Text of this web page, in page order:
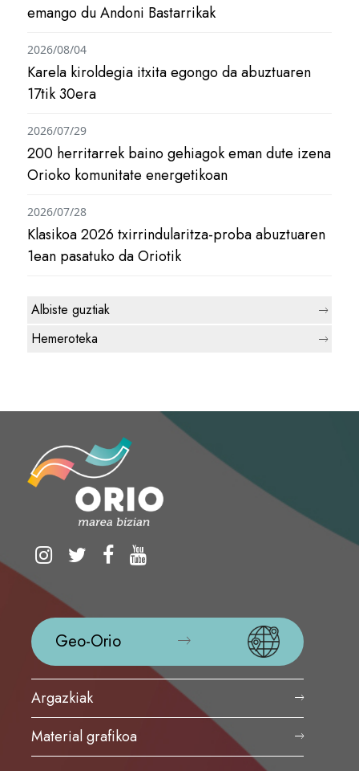
emango du Andoni Bastarrikak
Karela kiroldegia itxita egongo da abuztuaren
17tik 30era
2026/08/04
200 herritarrek baino gehiagok eman dute izena
Orioko komunitate energetikoan
2026/07/29
Klasikoa 2026 txirrindularitza-proba abuztuaren
1ean pasatuko da Oriotik
2026/07/28
Albiste guztiak
Hemeroteka
Geo-Orio
Argazkiak
Material grafikoa